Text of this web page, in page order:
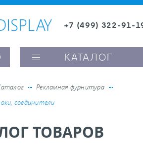
+7 (499) 322-91-
КАТАЛОГ
Рекламная фурнитура
соединители
ТОВАРОВ